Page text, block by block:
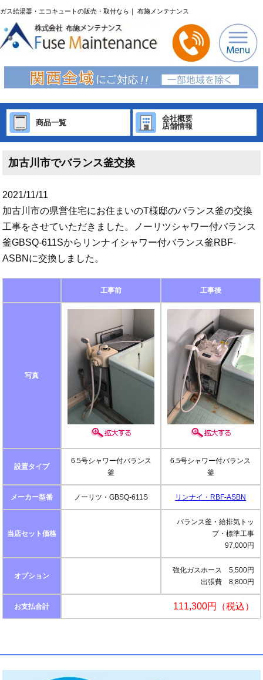
ガス給湯器・エコキュートの販売・取付なら｜ 布施メンテナンス
商品一覧
会社概要
店舗情報
加古川市でバランス釜交換
2021/11/11
加古川市の県営住宅にお住まいのT様邸のバランス釜の交換
工事をさせていただきました。ノーリツシャワー付バランス
釜GBSQ-611Sからリンナイシャワー付バランス釜RBF-
ASBNに交換しました。
工事前 工事後
写真
設置タイプ
6.5号シャワー付バランス
釜
6.5号シャワー付バランス
釜
メーカー型番 ノーリツ・GBSQ-611S リンナイ・RBF-ASBN
当店セット価格
バランス釜・給排気トッ
プ・標準工事
97,000円
オプション
強化ガスホース 5,500円
出張費 8,800円
お支払合計 111,300円（税込）